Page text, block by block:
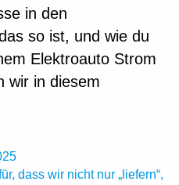
in den
so ist, und wie du
Elektroauto Strom
wir in diesem
dass wir nicht nur „liefern“,